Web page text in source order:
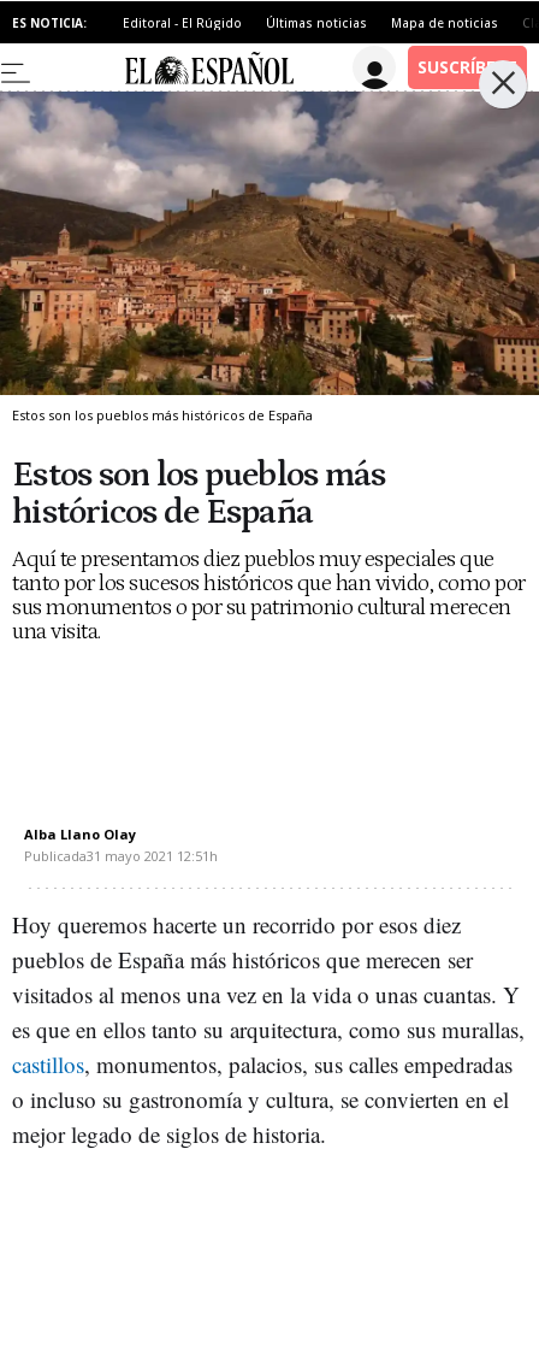
ES NOTICIA: Editoral - El Rúgido Últimas noticias Mapa de noticias
Estos son los pueblos más históricos de España
Estos son los pueblos más
históricos de España
Aquí te presentamos diez pueblos muy especiales que
tanto por los sucesos históricos que han vivido, como por
sus monumentos o por su patrimonio cultural merecen
una visita.
Alba Llano Olay
Publicada31 mayo 2021 12:51h
Hoy queremos hacerte un recorrido por esos diez
pueblos de España más históricos que merecen ser
visitados al menos una vez en la vida o unas cuantas. Y
es que en ellos tanto su arquitectura, como sus murallas,
castillos, monumentos, palacios, sus calles empedradas
o incluso su gastronomía y cultura, se convierten en el
mejor legado de siglos de historia.